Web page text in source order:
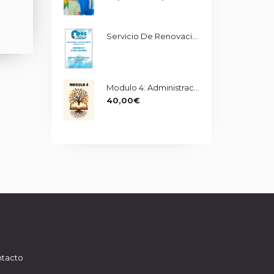
Desde
Servicio De Renovación De Actualizaciones Administrativo UMA
40,00€